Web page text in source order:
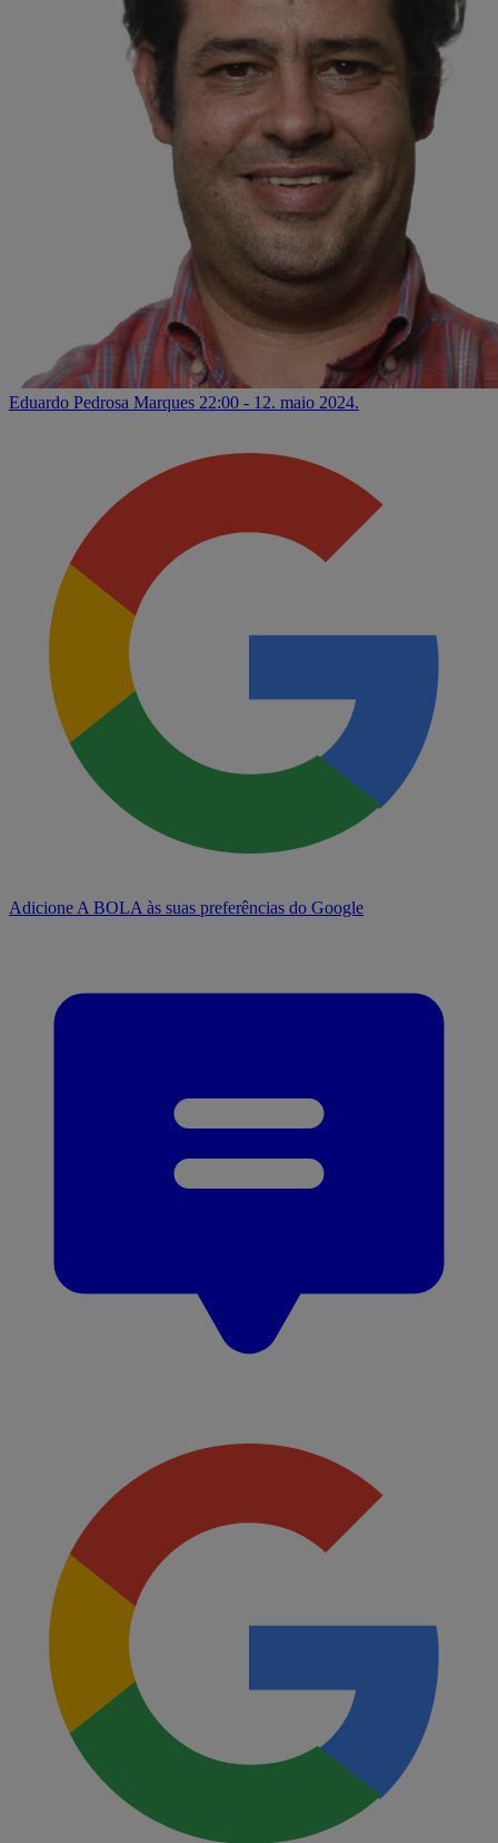
Eduardo Pedrosa Marques 22:00 - 12. maio 2024.
Adicione A BOLA às suas preferências do Google